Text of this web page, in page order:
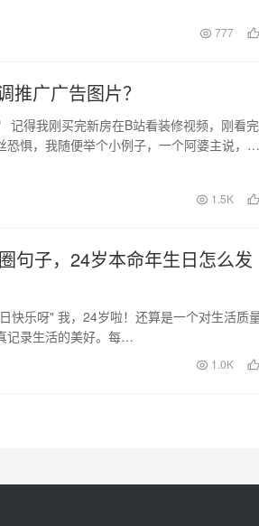
777
推广广告图片？
记得我刚买完新房在B站看装修视频，刚看完
惧，我随便举个小例子，一个阿婆主说，他
1.5K
句子，24岁本命年生日怎么发
乐呀" 我，24岁啦！还算是一个对生活质
记录生活的美好。每…
1.0K